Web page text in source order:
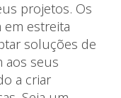
projetos. Os
estreita
soluções de
aos seus
a criar